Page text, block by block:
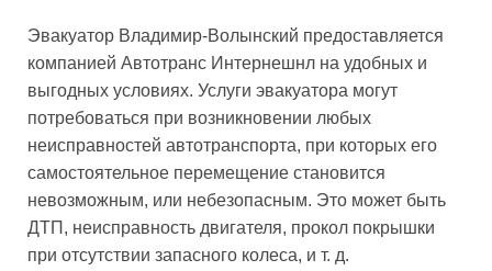
Эвакуатор Владимир-Волынский предоставляется
компанией Автотранс Интернешнл на удобных и
выгодных условиях. Услуги эвакуатора могут
потребоваться при возникновении любых
неисправностей автотранспорта, при которых его
самостоятельное перемещение становится
невозможным, или небезопасным. Это может быть
ДТП, неисправность двигателя, прокол покрышки
при отсутствии запасного колеса, и т. д.